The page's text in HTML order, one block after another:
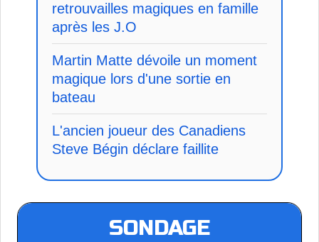
retrouvailles magiques en famille
après les J.O
Martin Matte dévoile un moment
magique lors d'une sortie en
bateau
L'ancien joueur des Canadiens
Steve Bégin déclare faillite
SONDAGE